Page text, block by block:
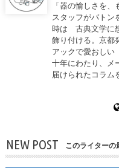
「器の愉しさを
スタッフがバトン
時は 古典文学に
飾り付ける。京都
アックで愛おしい
十年にわたり、メ
届けられたコラム
NEW POST このライターの